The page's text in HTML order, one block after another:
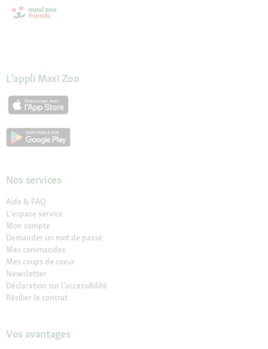
L'appli Maxi Zoo
Nos services
Aide & FAQ
L'espace service
Mon compte
Demander un mot de passe
Mes commandes
Mes coups de coeur
Newsletter
Déclaration sur l’accessibilité
Résilier le contrat
Vos avantages